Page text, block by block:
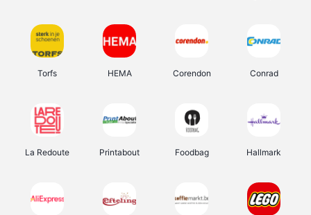
Torfs HEMA Corendon Conrad
La Redoute Printabout Foodbag Hallmark